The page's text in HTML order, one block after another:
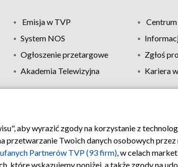
Emisja w TVP
System NOS
Ogłoszenie przetargowe Zgłoś
Akademia Telewizyjna Kariera
Regulamin TVP Polityka prywatności
aby wyrazić zgody na korzystanie z
przetwarzanie Twoich danych osobowych
Partnerów TVP (93 firm), w celach
które wskazujemy poniżej, a także zgody na